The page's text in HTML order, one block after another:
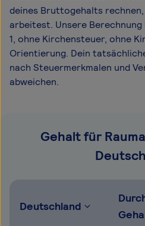
deines Bruttogehalts
arbeitest. Unsere
1, ohne Kirchensteuer, ohne
Orientierung. Dein
nach Steuermerkmalen und
abweichen.
Gehalt für
Deutschland